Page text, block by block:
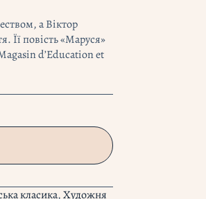
а Віктор
Її повість «Маруся»
d’Education et
класика,Художня